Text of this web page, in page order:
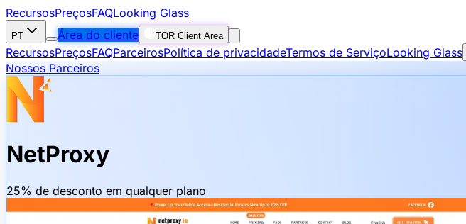
RecursosPreçosFAQLooking Glass
PT Área do cliente TOR Client Area
RecursosPreçosFAQParceirosPolítica de privacidadeTermos de ServiçoLooking Glass
Nossos Parceiros
NetProxy
25% de desconto em qualquer plano